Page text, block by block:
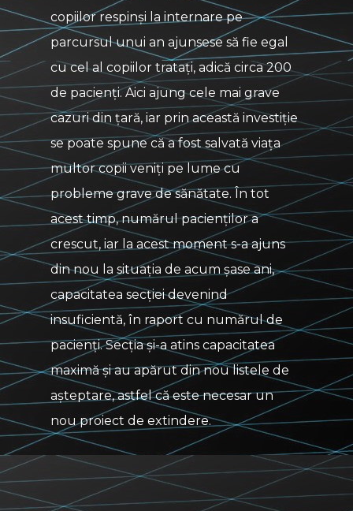
copiilor respinși la internare pe
parcursul unui an ajunsese să fie egal
cu cel al copiilor tratați, adică circa 200
de pacienți. Aici ajung cele mai grave
cazuri din țară, iar prin această investiție
se poate spune că a fost salvată viața
multor copii veniți pe lume cu
probleme grave de sănătate. În tot
acest timp, numărul pacienților a
crescut, iar la acest moment s-a ajuns
din nou la situația de acum șase ani,
capacitatea secției devenind
insuficientă, în raport cu numărul de
pacienți. Secția și-a atins capacitatea
maximă și au apărut din nou listele de
așteptare, astfel că este necesar un
nou proiect de extindere.